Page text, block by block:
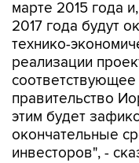
марте 2015 года
2017 года будут
технико-
реализации
правительство
этим будет
окончательные
инвесторов", -